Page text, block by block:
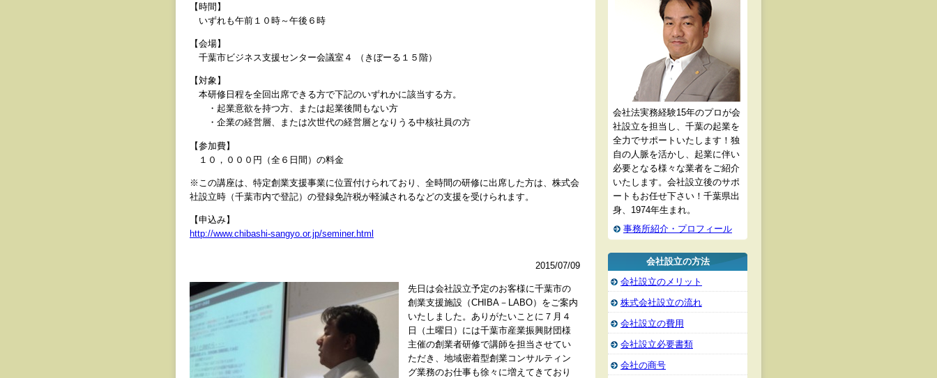
【時間】
いずれも午前１０時～午後６時
【会場】
千葉市ビジネス支援センター会議室４ （きぼーる１５階）
【対象】
本研修日程を全回出席できる方で下記のいずれかに該当する方。
・起業意欲を持つ方、または起業後間もない方
・企業の経営層、または次世代の経営層となりうる中核社員の方
【参加費】
１０，０００円（全６日間）の料金
※この講座は、特定創業支援事業に位置付けられており、全時間の研修に出席した方は、株式会
社設立時（千葉市内で登記）の登録免許税が軽減されるなどの支援を受けられます。
【申込み】
http://www.chibashi-sangyo.or.jp/seminer.html
2015/07/09
先日は会社設立予定のお客様に千葉市の
創業支援施設（CHIBA－LABO）をご案内
いたしました。ありがたいことに７月４
日（土曜日）には千葉市産業振興財団様
主催の創業者研修で講師を担当させてい
ただき、地域密着型創業コンサルティン
グ業務のお仕事も徐々に増えてきており
会社法実務経験15年のプロが会
社設立を担当し、千葉の起業を
全力でサポートいたします！独
自の人脈を活かし、起業に伴い
必要となる様々な業者をご紹介
いたします。会社設立後のサポ
ートもお任せ下さい！千葉県出
身、1974年生まれ。
事務所紹介・プロフィール
会社設立の方法
会社設立のメリット
株式会社設立の流れ
会社設立の費用
会社設立必要書類
会社の商号